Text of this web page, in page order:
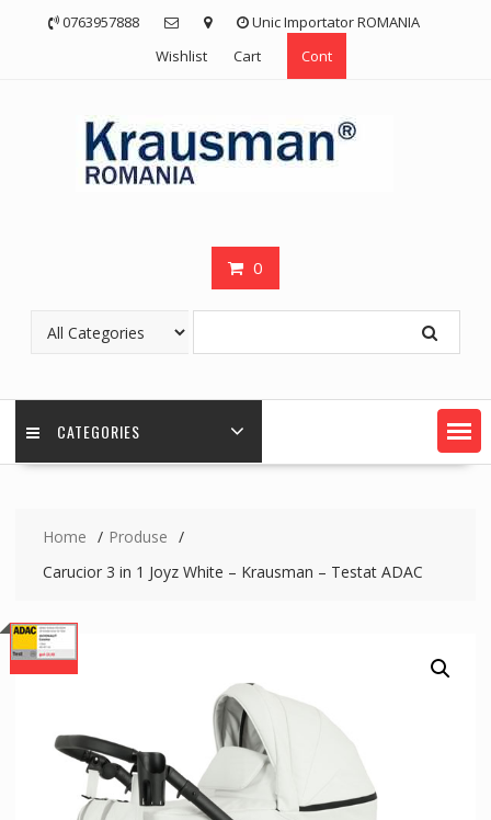
0763957888
Unic Importator ROMANIA
Wishlist
Cart Cont
0
CATEGORIES
Home
Produse
Carucior 3 in 1 Joyz White – Krausman – Testat ADAC